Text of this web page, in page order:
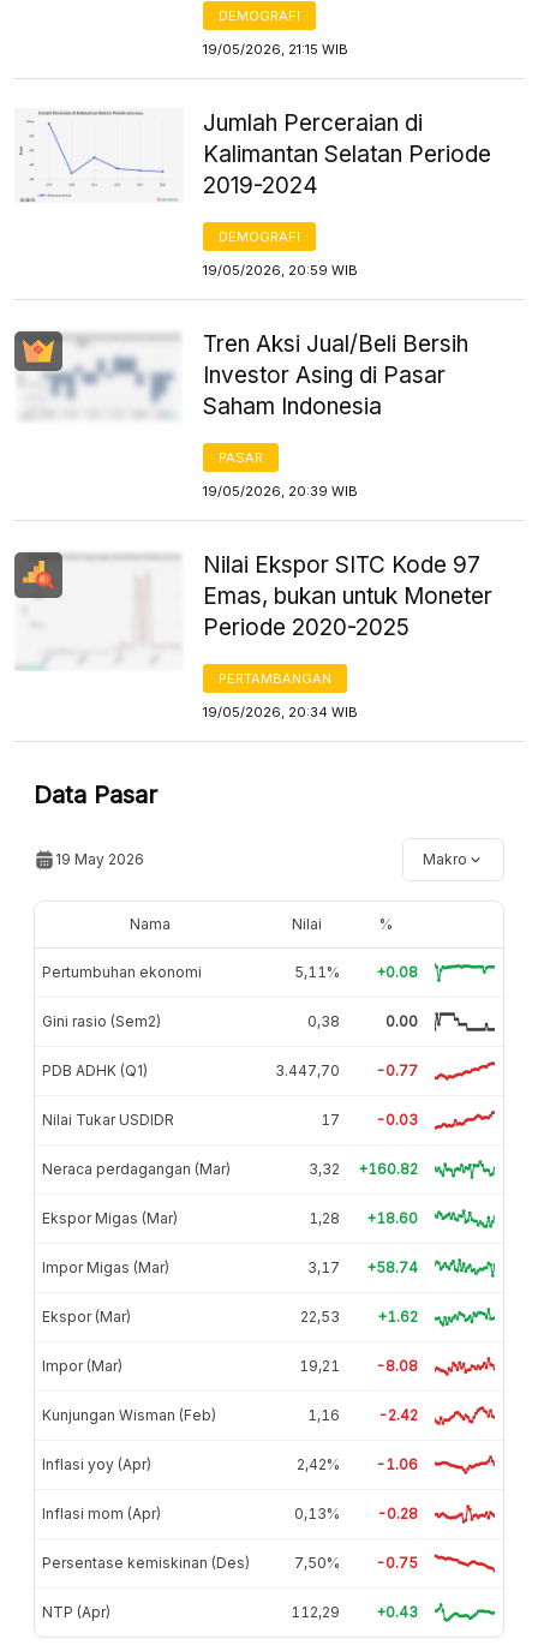
DEMOGRAFI
19/05/2026, 21:15 WIB
Jumlah Perceraian di
Kalimantan Selatan Periode
2019-2024
DEMOGRAFI
19/05/2026, 20:59 WIB
Tren Aksi Jual/Beli Bersih
Investor Asing di Pasar
Saham Indonesia
PASAR
19/05/2026, 20:39 WIB
Nilai Ekspor SITC Kode 97
Emas, bukan untuk Moneter
Periode 2020-2025
PERTAMBANGAN
19/05/2026, 20:34 WIB
Data Pasar
19 May 2026 Makro
Nama Nilai %
Pertumbuhan ekonomi 5,11% +0.08
Gini rasio (Sem2) 0,38 0.00
PDB ADHK (Q1) 3.447,70 -0.77
Nilai Tukar USDIDR 17 -0.03
Neraca perdagangan (Mar) 3,32 +160.82
Ekspor Migas (Mar) 1,28 +18.60
Impor Migas (Mar) 3,17 +58.74
Ekspor (Mar) 22,53 +1.62
Impor (Mar) 19,21 -8.08
Kunjungan Wisman (Feb) 1,16 -2.42
Inflasi yoy (Apr) 2,42% -1.06
Inflasi mom (Apr) 0,13% -0.28
Persentase kemiskinan (Des) 7,50% -0.75
NTP (Apr) 112,29 +0.43